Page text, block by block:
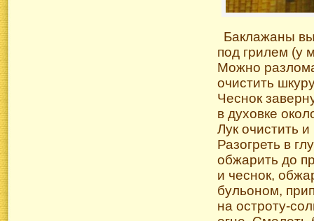
Баклажаны
под грилем (у
Можно
очистить
Чеснок
в духовке
Лук очистить
Разогреть в
обжарить до
и чеснок,
бульоном,
на остроту-